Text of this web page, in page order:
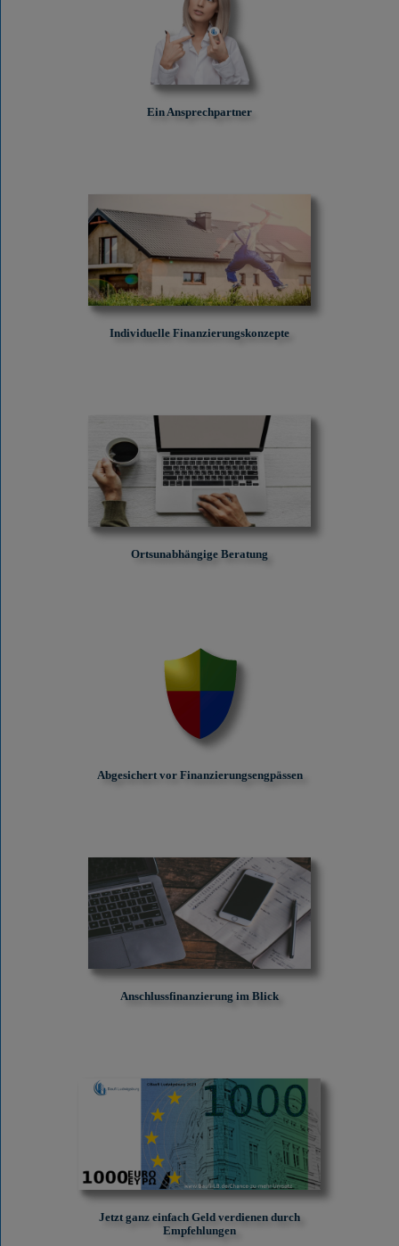
Ein Ansprechpartner
Individuelle Finanzierungskonzepte
Ortsunabhängige Beratung
Abgesichert vor Finanzierungs­engpässen
Anschlussfinanzierung im Blick
Jetzt ganz einfach Geld verdienen durch
Empfehlungen